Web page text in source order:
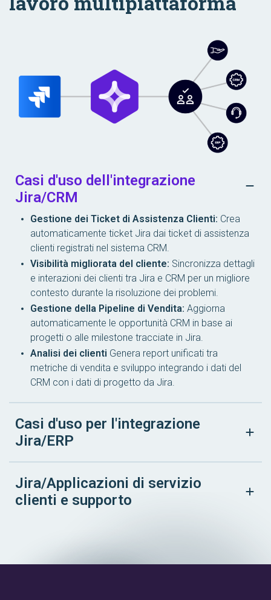
Casi d'uso dell'integrazione
Jira/CRM
Gestione dei Ticket di Assistenza Clienti: Crea
automaticamente ticket Jira dai ticket di assistenza
clienti registrati nel sistema CRM.
Visibilità migliorata del cliente: Sincronizza dettagli
e interazioni dei clienti tra Jira e CRM per un migliore
contesto durante la risoluzione dei problemi.
Gestione della Pipeline di Vendita: Aggiorna
automaticamente le opportunità CRM in base ai
progetti o alle milestone tracciate in Jira.
Analisi dei clienti Genera report unificati tra
metriche di vendita e sviluppo integrando i dati del
CRM con i dati di progetto da Jira.
Casi d'uso per l'integrazione
Jira/ERP
Jira/Applicazioni di servizio
clienti e supporto